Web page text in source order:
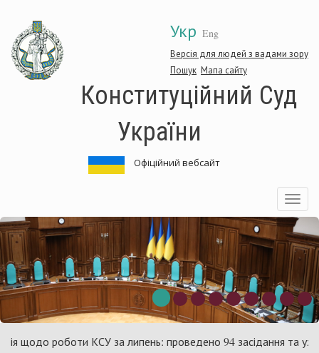
основного
матеріалу
Укр Eng
Версія для людей з вадами зору
Пошук Мапа сайту
Конституційний Суд
України
Офіційний вебсайт
Toggle
роботи КСУ за липень: проведено 94 засідання та